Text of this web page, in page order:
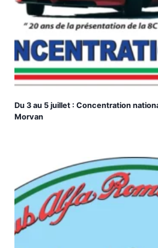
Du 3 au 5 juillet : Concentration
Morvan